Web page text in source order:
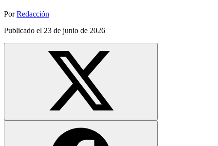
Por Redacción
Publicado el 23 de junio de 2026